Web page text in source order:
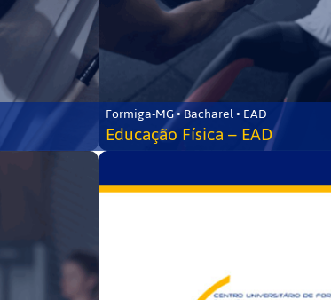
Formiga-MG • Bacharel • EAD
Educação Física – EAD